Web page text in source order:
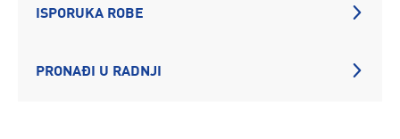
ISPORUKA ROBE
PRONAĐI U RADNJI